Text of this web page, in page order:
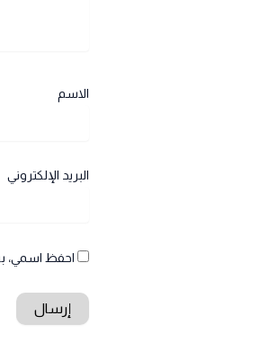
الاسم
البريد الإلكتروني
احفظ اسمي،